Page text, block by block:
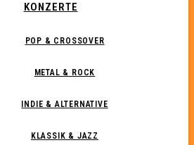
KONZERTE
POP & CROSSOVER
METAL & ROCK
INDIE & ALTERNATIVE
KLASSIK & JAZZ